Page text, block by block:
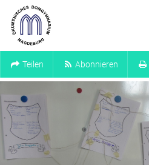
Teilen Abonnieren